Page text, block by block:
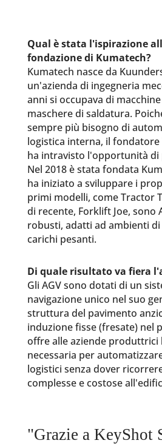
Qual è stata l'ispirazione
fondazione di Kumatech?
Kumatech nasce da
un'azienda di ingegneria
anni si occupava di
maschere di saldatura.
sempre più bisogno di
logistica interna, il fondatore
ha intravisto l'opportunità di
Nel 2018 è stata fondata
ha iniziato a sviluppare i
primi modelli, come Tractor
di recente, Forklift Joe, sono
robusti, adatti ad ambienti
carichi pesanti.
Di quale risultato va fiera
Gli AGV sono dotati di un
navigazione unico nel suo
struttura del pavimento
induzione fisse (fresate) nel
offre alle aziende produttrici
necessaria per
logistici senza dover
complesse e costose
"Grazie a KeyShot